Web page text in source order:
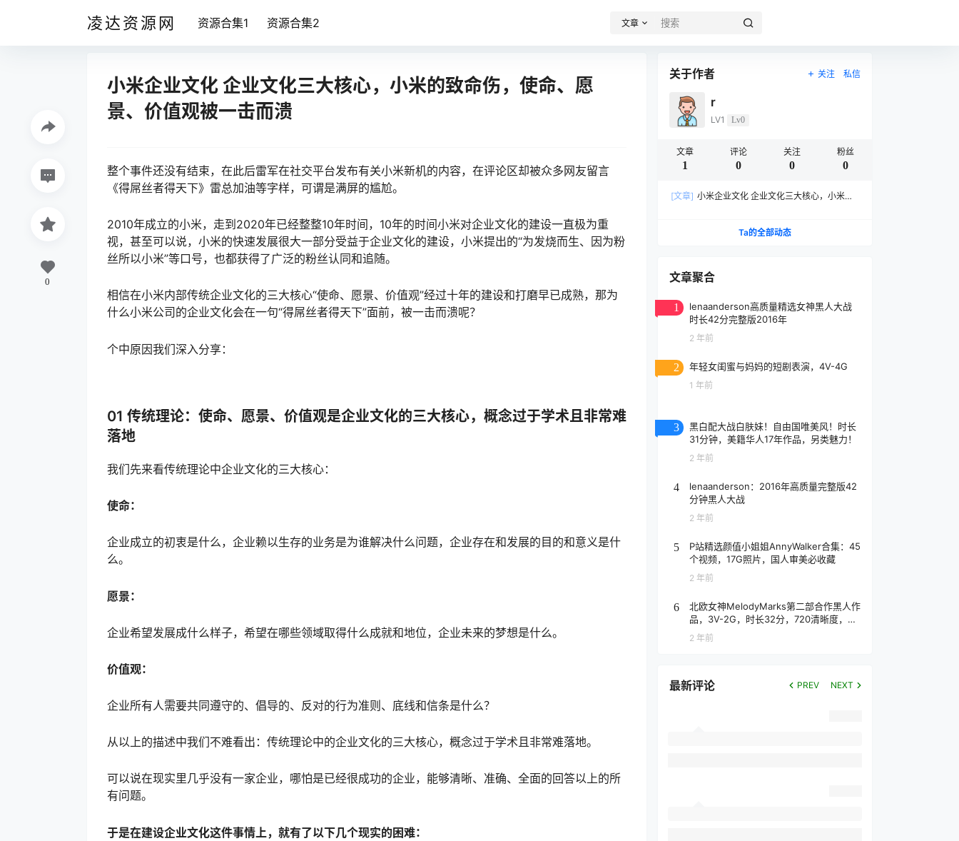
凌达资源网 资源合集1 资源合集2 文章
小米企业文化 企业文化三大核心，小米的致命伤，使命、愿
景、价值观被一击而溃
整个事件还没有结束，在此后雷军在社交平台发布有关小米新机的内容，在评论区却被众多网友留言
《得屌丝者得天下》雷总加油等字样，可谓是满屏的尴尬。
2010年成立的小米，走到2020年已经整整10年时间，10年的时间小米对企业文化的建设一直极为重
视，甚至可以说，小米的快速发展很大一部分受益于企业文化的建设，小米提出的“为发烧而生、因为粉
丝所以小米”等口号，也都获得了广泛的粉丝认同和追随。
相信在小米内部传统企业文化的三大核心“使命、愿景、价值观”经过十年的建设和打磨早已成熟，那为
什么小米公司的企业文化会在一句“得屌丝者得天下”面前，被一击而溃呢？
个中原因我们深入分享：
01 传统理论：使命、愿景、价值观是企业文化的三大核心，概念过于学术且非常难
落地
我们先来看传统理论中企业文化的三大核心：
使命：
企业成立的初衷是什么，企业赖以生存的业务是为谁解决什么问题，企业存在和发展的目的和意义是什
么。
愿景：
企业希望发展成什么样子，希望在哪些领域取得什么成就和地位，企业未来的梦想是什么。
价值观：
企业所有人需要共同遵守的、倡导的、反对的行为准则、底线和信条是什么？
从以上的描述中我们不难看出：传统理论中的企业文化的三大核心，概念过于学术且非常难落地。
可以说在现实里几乎没有一家企业，哪怕是已经很成功的企业，能够清晰、准确、全面的回答以上的所
有问题。
于是在建设企业文化这件事情上，就有了以下几个现实的困难：
0
关于作者 关注 私信
r
LV1 Lv0
文章
1
评论
0
关注
0
粉丝
0
[文章] 小米企业文化 企业文化三大核心，小米的
Ta的全部动态
文章聚合
1
lenaanderson高质量精选女神黑人大战
时长42分完整版2016年
2 年前
2 年轻女闺蜜与妈妈的短剧表演，4V-4G
1 年前
3
黑白配大战白肤妹！自由国唯美风！时长
31分钟，美籍华人17年作品，另类魅力！
2 年前
4
lenaanderson：2016年高质量完整版42
分钟黑人大战
2 年前
5
P站精选颜值小姐姐AnnyWalker合集：45
个视频，17G照片，国人审美必收藏
2 年前
6
北欧女神MelodyMarks第二部合作黑人作
品，3V-2G，时长32分，720清晰度，抢
先版！
2 年前
最新评论 PREV NEXT